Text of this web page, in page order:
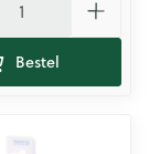
Bestel